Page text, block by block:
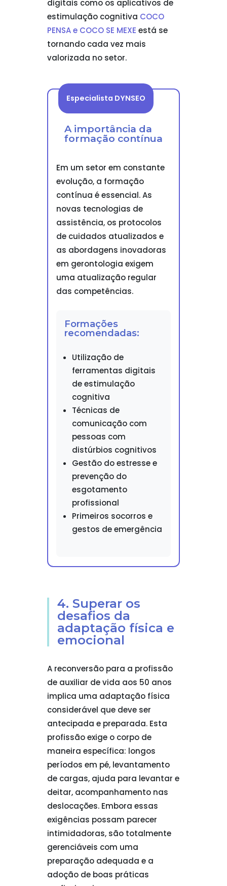
digitais como os aplicativos de
estimulação cognitiva COCO
PENSA e COCO SE MEXE está se
tornando cada vez mais
valorizada no setor.
Especialista DYNSEO
A importância da
formação contínua
Em um setor em constante
evolução, a formação
contínua é essencial. As
novas tecnologias de
assistência, os protocolos
de cuidados atualizados e
as abordagens inovadoras
em gerontologia exigem
uma atualização regular
das competências.
Formações
recomendadas:
Utilização de
ferramentas digitais
de estimulação
cognitiva
Técnicas de
comunicação com
pessoas com
distúrbios cognitivos
Gestão do estresse e
prevenção do
esgotamento
profissional
Primeiros socorros e
gestos de emergência
4. Superar os
desafios da
adaptação física e
emocional
A reconversão para a profissão
de auxiliar de vida aos 50 anos
implica uma adaptação física
considerável que deve ser
antecipada e preparada. Esta
profissão exige o corpo de
maneira específica: longos
períodos em pé, levantamento
de cargas, ajuda para levantar e
deitar, acompanhamento nas
deslocações. Embora essas
exigências possam parecer
intimidadoras, são totalmente
gerenciáveis com uma
preparação adequada e a
adoção de boas práticas